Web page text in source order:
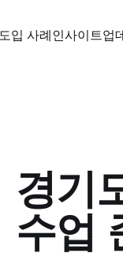
도입 사례 인사이트업
경기
수업